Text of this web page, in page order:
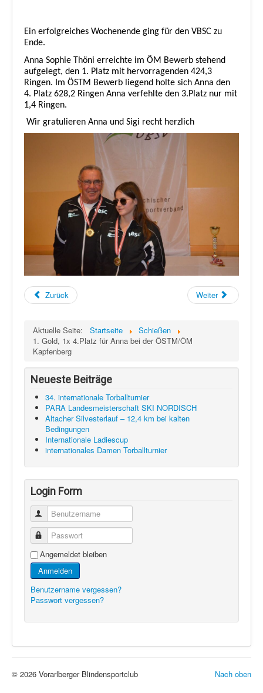
Ein erfolgreiches Wochenende ging für den VBSC zu
Ende.
Anna Sophie Thöni erreichte im ÖM Bewerb stehend
aufgelegt, den 1. Platz mit hervorragenden 424,3
Ringen. Im ÖSTM Bewerb liegend holte sich Anna den
4. Platz 628,2 Ringen Anna verfehlte den 3.Platz nur mit
1,4 Ringen.
Wir gratulieren Anna und Sigi recht herzlich
Zurück Weiter
Aktuelle Seite: Startseite
Schießen
1. Gold, 1x 4.Platz für Anna bei der ÖSTM/ÖM
Kapfenberg
Neueste Beiträge
34. internationale Torballturnier
PARA Landesmeisterschaft SKI NORDISCH
Altacher Silvesterlauf – 12,4 km bei kalten
Bedingungen
Internationale Ladiescup
internationales Damen Torballturnier
Login Form
Benutzername
Passwort
Angemeldet bleiben
Anmelden
Benutzername vergessen?
Passwort vergessen?
Nach oben
© 2026 Vorarlberger Blindensportclub